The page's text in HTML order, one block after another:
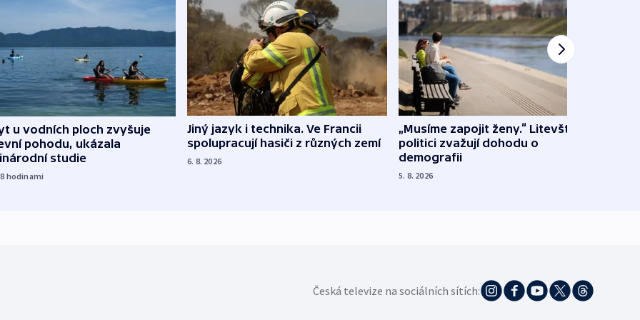
u vodních ploch zvyšuje
pohodu, ukázala
studie
hodinami
Jiný jazyk i technika. Ve Francii
spolupracují hasiči z různých zemí
6. 8. 2026
„Musíme zapojit ženy.“ Litevští
politici zvažují dohodu o
demografii
5. 8. 2026
Česká televize na sociálních sítích: